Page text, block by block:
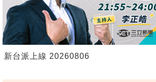
新台派上線 20260806